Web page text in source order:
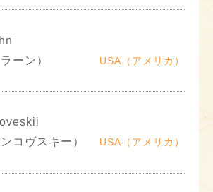
ーン）
USA（アメリカ）
コヴスキー）
USA（アメリカ）